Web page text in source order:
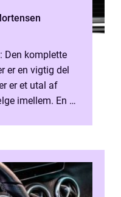
Den komplette
er en vigtig del
er et utal af
imellem. En af